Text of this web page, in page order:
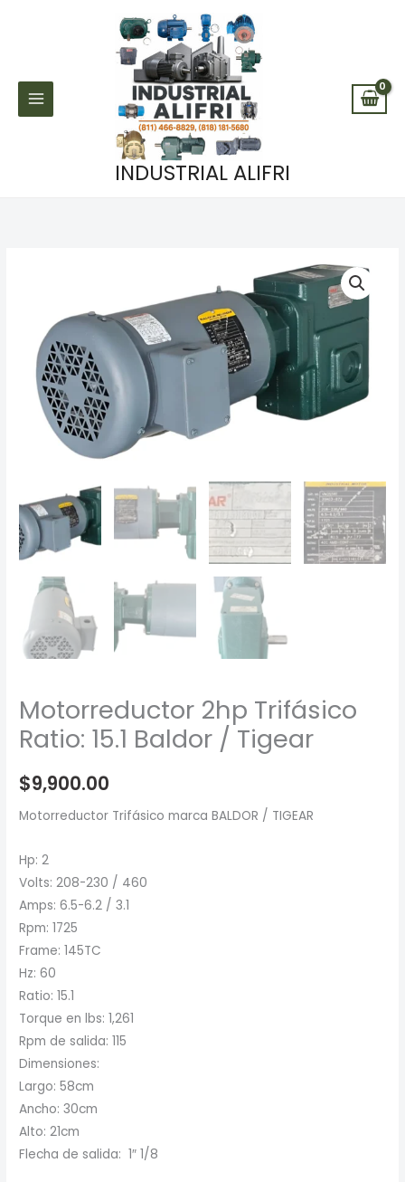
INDUSTRIAL ALIFRI
Motorreductor 2hp Trifásico
Ratio: 15.1 Baldor / Tigear
$9,900.00
Motorreductor Trifásico marca BALDOR / TIGEAR
Hp: 2
Volts: 208-230 / 460
Amps: 6.5-6.2 / 3.1
Rpm: 1725
Frame: 145TC
Hz: 60
Ratio: 15.1
Torque en lbs: 1,261
Rpm de salida: 115
Dimensiones:
Largo: 58cm
Ancho: 30cm
Alto: 21cm
Flecha de salida: 1″ 1/8